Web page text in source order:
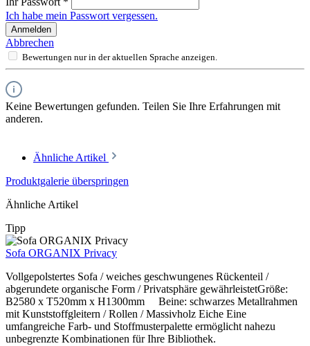
Ich habe mein Passwort vergessen.
Anmelden
Abbrechen
Bewertungen nur in der aktuellen Sprache anzeigen.
Keine Bewertungen gefunden. Teilen Sie Ihre Erfahrungen mit
anderen.
Ähnliche Artikel
Produktgalerie überspringen
Ähnliche Artikel
Tipp
Sofa ORGANIX Privacy
Vollgepolstertes Sofa / weiches geschwungenes Rückenteil /
abgerundete organische Form / Privatsphäre gewährleistetGröße:
B2580 x T520mm x H1300mm Beine: schwarzes Metallrahmen
mit Kunststoffgleitern / Rollen / Massivholz Eiche Eine
umfangreiche Farb- und Stoffmusterpalette ermöglicht nahezu
unbegrenzte Kombinationen für Ihre Bibliothek.